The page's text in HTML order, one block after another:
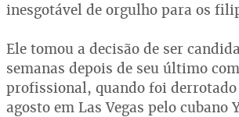
inesgotável de orgulho para os
Ele tomou a decisão de ser
semanas depois de seu último
profissional, quando foi derrotado
agosto em Las Vegas pelo cubano